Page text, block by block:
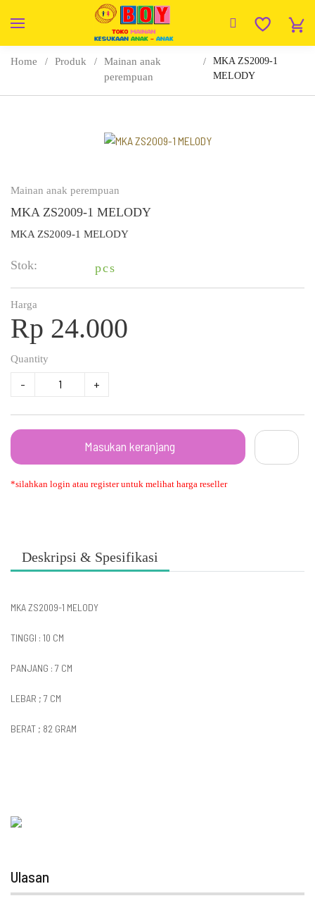
Home Produk
Mainan anak
perempuan
MKA ZS2009-1
MELODY
Mainan anak perempuan
MKA ZS2009-1 MELODY
MKA ZS2009-1 MELODY
Stok: pcs
Harga
Rp 24.000
Quantity
- +
Masukan keranjang
*silahkan login atau register untuk melihat harga reseller
Deskripsi & Spesifikasi
MKA ZS2009-1 MELODY
TINGGI : 10 CM
PANJANG : 7 CM
LEBAR ; 7 CM
BERAT ; 82 GRAM
Ulasan